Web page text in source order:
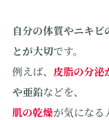
自分の体質やニキ
とが大切です。
例えば、 皮脂の分泌
や亜鉛などを、
肌の乾燥が気になる